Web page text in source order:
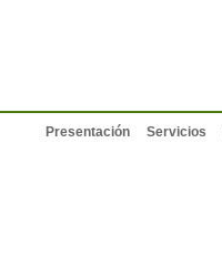
Servicios
Presentación